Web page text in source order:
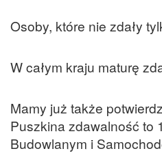
Osoby, które nie zdały
W całym kraju maturę
Mamy już także
Puszkina zdawalność to
Budowlanym i